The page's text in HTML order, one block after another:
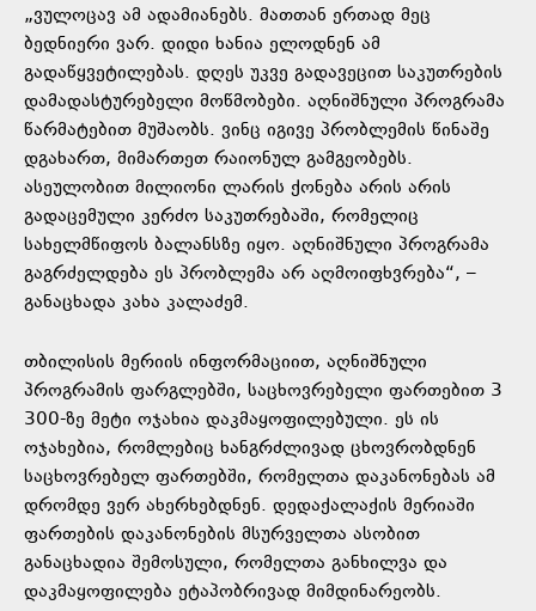
„ვულოცავ ამ ადამიანებს. მათთან ერთად მეც
ბედნიერი ვარ. დიდი ხანია ელოდნენ ამ
გადაწყვეტილებას. დღეს უკვე გადავეცით საკუთრების
დამადასტურებელი მოწმობები. აღნიშნული პროგრამა
წარმატებით მუშაობს. ვინც იგივე პრობლემის წინაშე
დგახართ, მიმართეთ რაიონულ გამგეობებს.
ასეულობით მილიონი ლარის ქონება არის არის
გადაცემული კერძო საკუთრებაში, რომელიც
სახელმწიფოს ბალანსზე იყო. აღნიშნული პროგრამა
გაგრძელდება ეს პრობლემა არ აღმოიფხვრება“, –
განაცხადა კახა კალაძემ.
თბილისის მერიის ინფორმაციით, აღნიშნული
პროგრამის ფარგლებში, საცხოვრებელი ფართებით 3
300-ზე მეტი ოჯახია დაკმაყოფილებული. ეს ის
ოჯახებია, რომლებიც ხანგრძლივად ცხოვრობდნენ
საცხოვრებელ ფართებში, რომელთა დაკანონებას ამ
დრომდე ვერ ახერხებდნენ. დედაქალაქის მერიაში
ფართების დაკანონების მსურველთა ასობით
განაცხადია შემოსული, რომელთა განხილვა და
დაკმაყოფილება ეტაპობრივად მიმდინარეობს.